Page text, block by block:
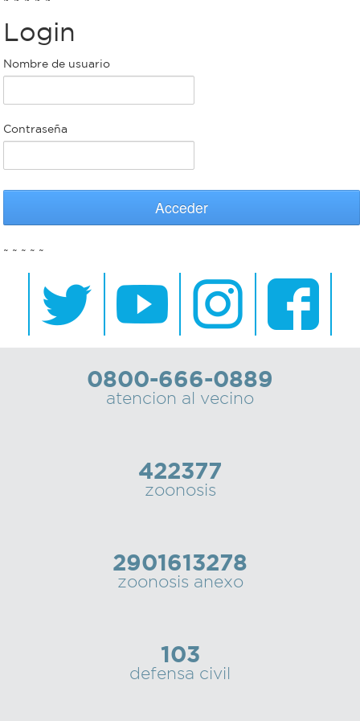
Bromatología
Rentas
Municipal
bondi
Recorrido
colectivos
Recarga
Personal
municipal
Login
Nombre de usuario
Contraseña
Acceder
~ ~ ~ ~ ~
0800-666-0889
atencion al vecino
422377
zoonosis
2901613278
zoonosis anexo
103
defensa civil